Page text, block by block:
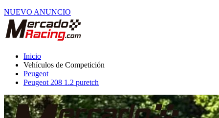
NUEVO ANUNCIO
Inicio
Vehículos de Competición
Peugeot
Peugeot 208 1.2 puretch